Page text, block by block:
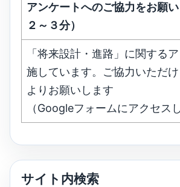
アンケートへのご協力をお願
２～３分）
「将来設計・進路」に関する
施しています。ご協力いただ
よりお願いします
（Googleフォームにアクセス
サイト内検索